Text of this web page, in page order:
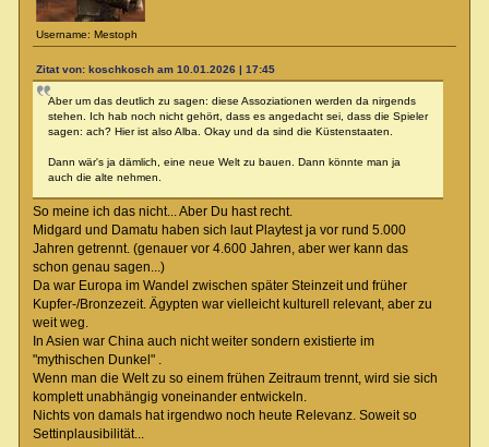
Username: Mestoph
Zitat von: koschkosch am 10.01.2026 | 17:45
Aber um das deutlich zu sagen: diese Assoziationen werden da nirgends
stehen. Ich hab noch nicht gehört, dass es angedacht sei, dass die Spieler
sagen: ach? Hier ist also Alba. Okay und da sind die Küstenstaaten.
Dann wär's ja dämlich, eine neue Welt zu bauen. Dann könnte man ja
auch die alte nehmen.
So meine ich das nicht... Aber Du hast recht.
Midgard und Damatu haben sich laut Playtest ja vor rund 5.000
Jahren getrennt. (genauer vor 4.600 Jahren, aber wer kann das
schon genau sagen...)
Da war Europa im Wandel zwischen später Steinzeit und früher
Kupfer-/Bronzezeit. Ägypten war vielleicht kulturell relevant, aber zu
weit weg.
In Asien war China auch nicht weiter sondern existierte im
"mythischen Dunkel" .
Wenn man die Welt zu so einem frühen Zeitraum trennt, wird sie sich
komplett unabhängig voneinander entwickeln.
Nichts von damals hat irgendwo noch heute Relevanz. Soweit so
Settinplausibilität...